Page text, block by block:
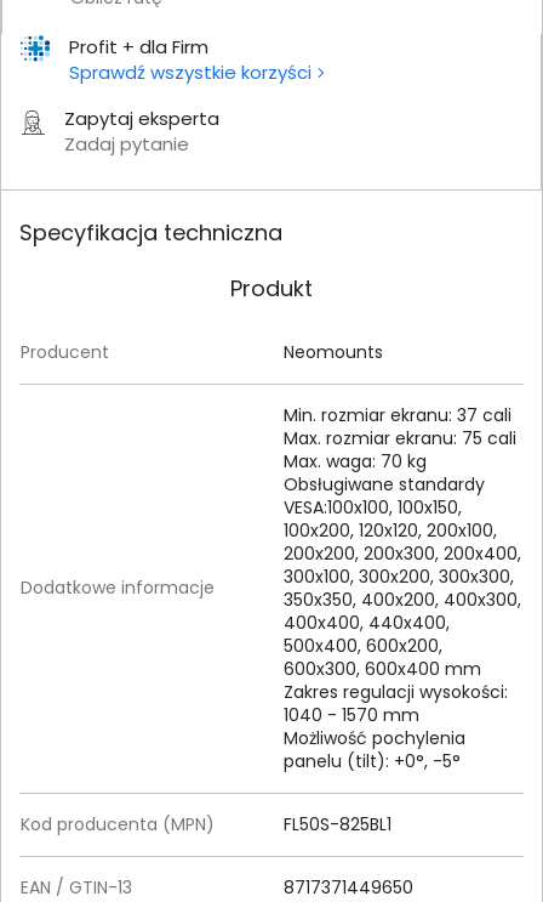
Profit + dla Firm
Sprawdź wszystkie korzyści
Zapytaj eksperta
Zadaj pytanie
Specyfikacja techniczna
Produkt
Producent Neomounts
Dodatkowe informacje
Min. rozmiar ekranu: 37 cali
Max. rozmiar ekranu: 75 cali
Max. waga: 70 kg
Obsługiwane standardy
VESA:100x100, 100x150,
100x200, 120x120, 200x100,
200x200, 200x300, 200x400,
300x100, 300x200, 300x300,
350x350, 400x200, 400x300,
400x400, 440x400,
500x400, 600x200,
600x300, 600x400 mm
Zakres regulacji wysokości:
1040 - 1570 mm
Możliwość pochylenia
panelu (tilt): +0°, -5°
Kod producenta (MPN) FL50S-825BL1
EAN / GTIN-13 8717371449650